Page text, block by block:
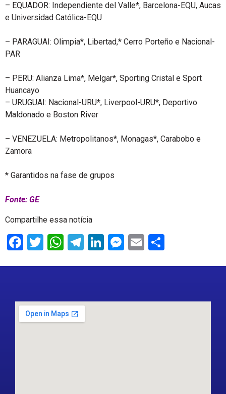
– EQUADOR: Independiente del Valle*, Barcelona-EQU, Aucas
e Universidad Católica-EQU
– PARAGUAI: Olimpia*, Libertad,* Cerro Porteño e Nacional-
PAR
– PERU: Alianza Lima*, Melgar*, Sporting Cristal e Sport
Huancayo
– URUGUAI: Nacional-URU*, Liverpool-URU*, Deportivo
Maldonado e Boston River
– VENEZUELA: Metropolitanos*, Monagas*, Carabobo e
Zamora
* Garantidos na fase de grupos
Fonte: GE
Compartilhe essa notícia
Facebook
Twitter
WhatsApp
Telegram
LinkedIn
Messenger
Email